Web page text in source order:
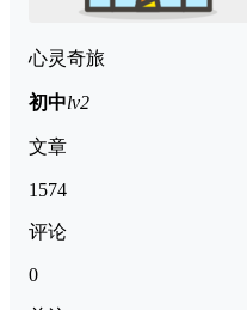
心灵奇旅
初中lv2
文章
1574
评论
0